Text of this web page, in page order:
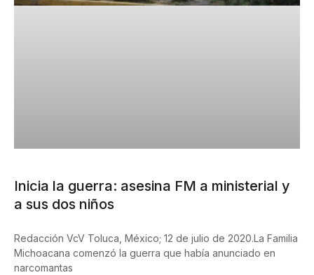
Inicia la guerra: asesina FM a ministerial y
a sus dos niños
Redacción VcV Toluca, México; 12 de julio de 2020.La Familia
Michoacana comenzó la guerra que había anunciado en
narcomantas